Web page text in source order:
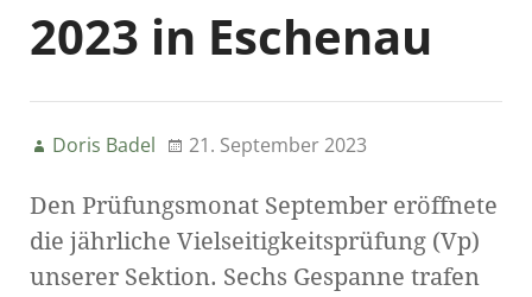
2023 in Eschenau
Doris Badel 21. September 2023
Den Prüfungsmonat September eröffnete
die jährliche Vielseitigkeitsprüfung (Vp)
unserer Sektion. Sechs Gespanne trafen